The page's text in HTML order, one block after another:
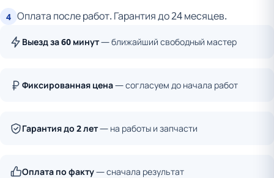
4 Оплата после работ. Гарантия до 24 месяцев.
Выезд за 60 минут— ближайший свободный мастер
Фиксированная цена— согласуем до начала работ
Гарантия до 2 лет— на работы и запчасти
Оплата по факту— сначала результат